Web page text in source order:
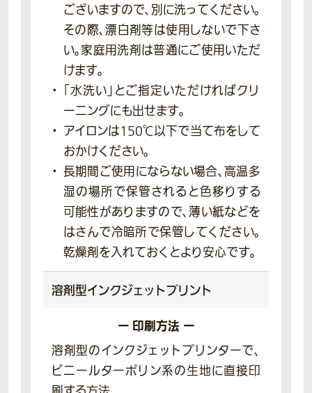
ございますので、別に洗ってください。
その際、漂白剤等は使用しないで下さ
い。家庭用洗剤は普通にご使用いただ
けます。
「水洗い」とご指定いただければクリ
ーニングにも出せます。
アイロンは150℃以下で当て布をして
おかけください。
長期間ご使用にならない場合、高温多
湿の場所で保管されると色移りする
可能性がありますので、薄い紙などを
はさんで冷暗所で保管してください。
乾燥剤を入れておくとより安心です。
溶剤型インクジェットプリント
ー 印刷方法 ー
溶剤型のインクジェットプリンターで、
ビニールターポリン系の生地に直接印